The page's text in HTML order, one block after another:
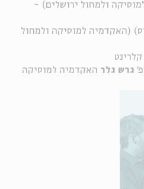
ולמחול ירושלים) -
(האקדמיה למוסיקה ולמחול
גרש גלר האקדמיה למוסיקה